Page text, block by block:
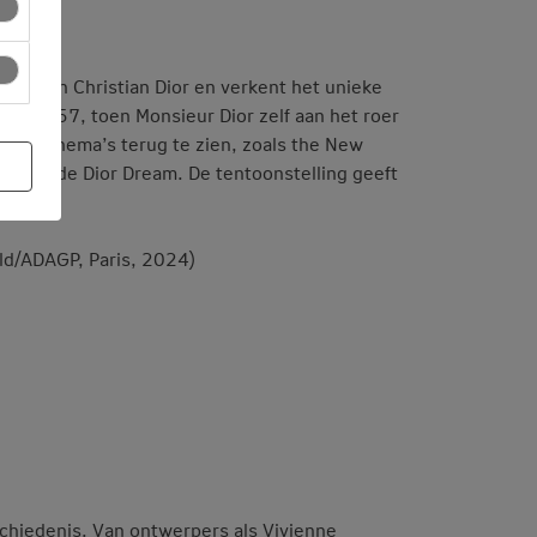
van Christian Dior en verkent het unieke
1957, toen Monsieur Dior zelf aan het roer
thema’s terug te zien, zoals the New
en de Dior Dream. De tentoonstelling geeft
ADAGP, Paris, 2024)
Van ontwerpers als Vivienne